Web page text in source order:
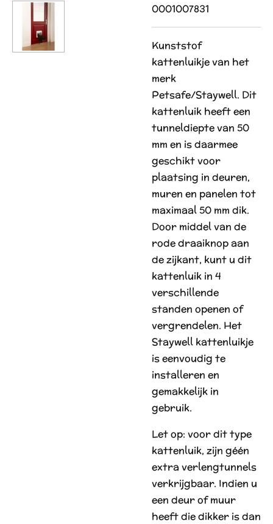
0001007831
Kunststof
kattenluikje van het
merk
Petsafe/Staywell. Dit
kattenluik heeft een
tunneldiepte van 50
mm en is daarmee
geschikt voor
plaatsing in deuren,
muren en panelen tot
maximaal 50 mm dik.
Door middel van de
rode draaiknop aan
de zijkant, kunt u dit
kattenluik in 4
verschillende
standen openen of
vergrendelen. Het
Staywell kattenluikje
is eenvoudig te
installeren en
gemakkelijk in
gebruik.
Let op: voor dit type
kattenluik, zijn géén
extra verlengtunnels
verkrijgbaar. Indien u
een deur of muur
heeft die dikker is dan